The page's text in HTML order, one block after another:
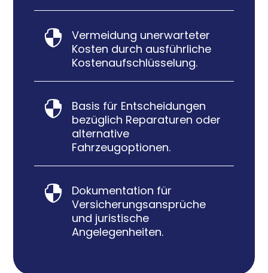

Vermeidung unerwarteter
Kosten durch ausführliche
Kostenaufschlüsselung.

Basis für Entscheidungen
bezüglich Reparaturen oder
alternative
Fahrzeugoptionen.

Dokumentation für
Versicherungsansprüche
und juristische
Angelegenheiten.